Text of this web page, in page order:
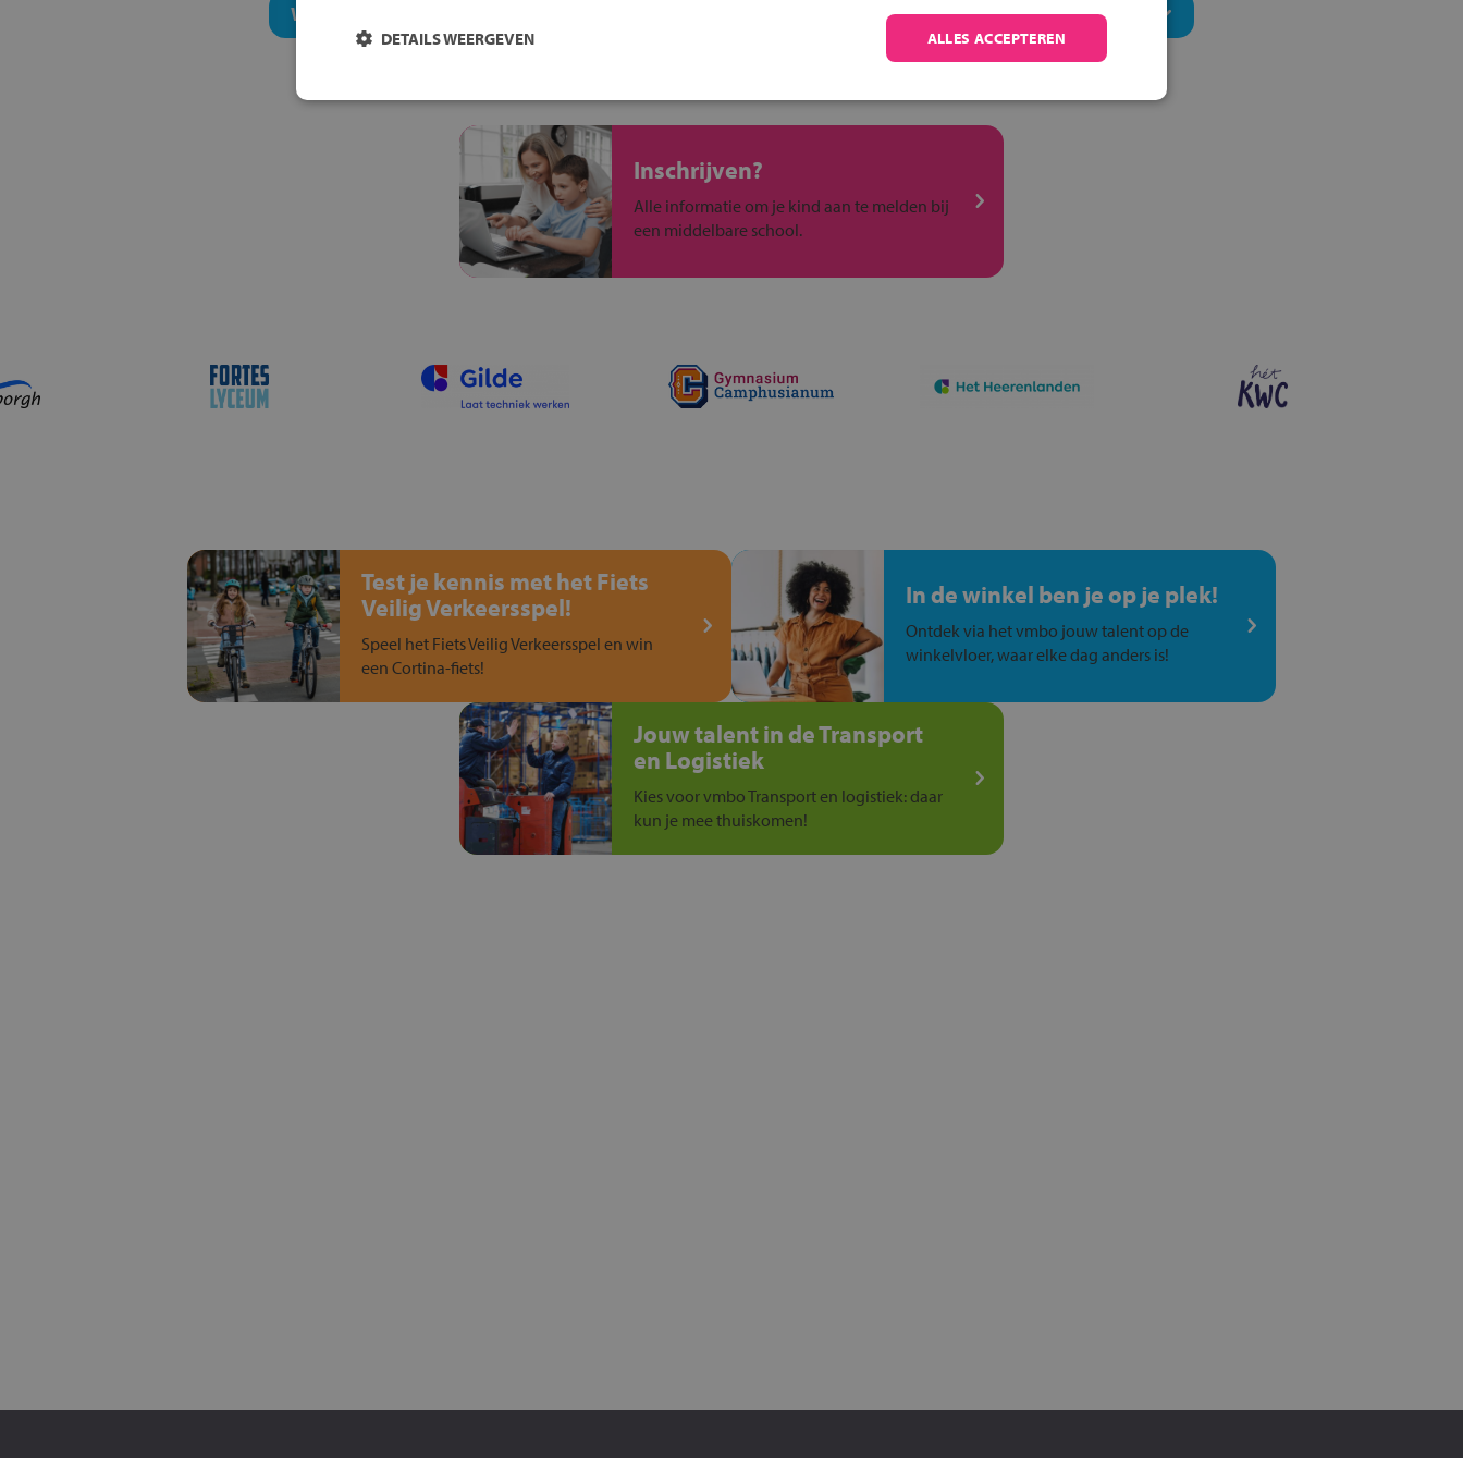
Welk niveau past bij jou?
Inschrijven?
Alle informatie om je kind aan te melden bij
een middelbare school.
Test je kennis met het Fiets
Veilig Verkeersspel!
Speel het Fiets Veilig Verkeersspel en win
een Cortina-fiets!
In de winkel ben je op je plek!
Ontdek via het vmbo jouw talent op de
winkelvloer, waar elke dag anders is!
Jouw talent in de Transport
en Logistiek
Kies voor vmbo Transport en logistiek: daar
kun je mee thuiskomen!
ALLES ACCEPTEREN
DETAILS WEERGEVEN